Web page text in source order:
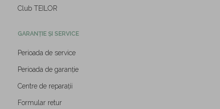
Club TEILOR
GARANȚIE ȘI SERVICE
Perioada de service
Perioada de garanție
Centre de reparații
Formular retur